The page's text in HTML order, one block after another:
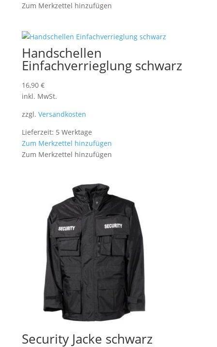
Zum Merkzettel hinzufügen
Handschellen
Einfachverrieglung schwarz
16,90 €
inkl. MwSt.
zzgl. Versandkosten
Lieferzeit: 5 Werktage
Zum Merkzettel hinzufügen
Zum Merkzettel hinzufügen
Security Jacke schwarz